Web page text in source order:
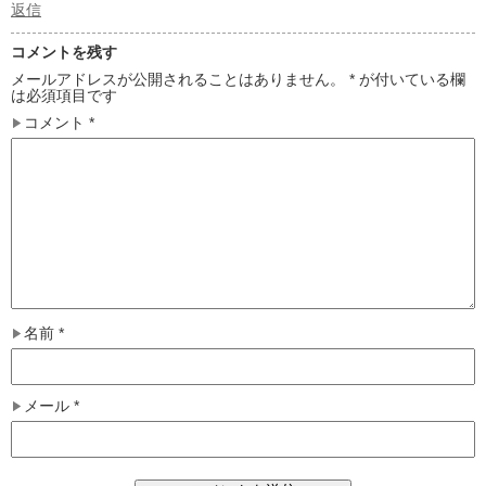
返信
コメントを残す
メールアドレスが公開されることはありません。
* が付いている欄
は必須項目です
コメント *
名前 *
メール *